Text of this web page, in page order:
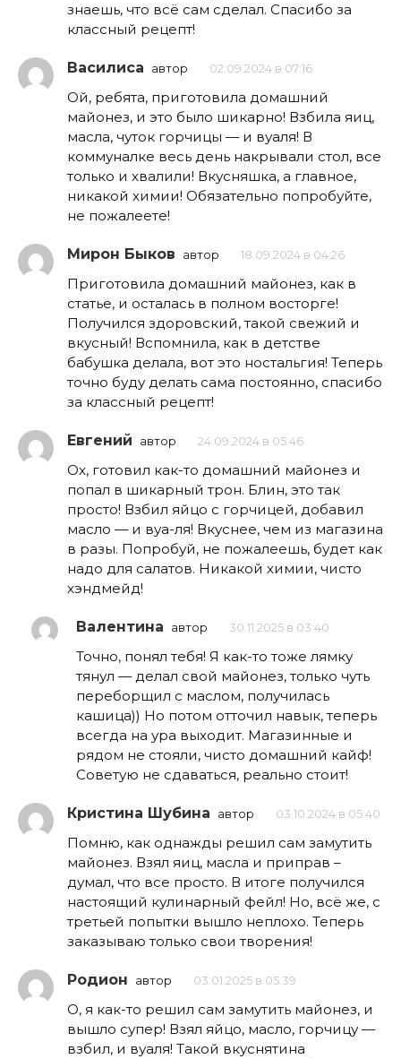
знаешь, что всё сам сделал. Спасибо за
классный рецепт!
Василиса автор 02.09.2024 в 07:16
Ой, ребята, приготовила домашний
майонез, и это было шикарно! Взбила яиц,
масла, чуток горчицы — и вуаля! В
коммуналке весь день накрывали стол, все
только и хвалили! Вкусняшка, а главное,
никакой химии! Обязательно попробуйте,
не пожалеете!
Мирон Быков автор 18.09.2024 в 04:26
Приготовила домашний майонез, как в
статье, и осталась в полном восторге!
Получился здоровский, такой свежий и
вкусный! Вспомнила, как в детстве
бабушка делала, вот это ностальгия! Теперь
точно буду делать сама постоянно, спасибо
за классный рецепт!
Евгений автор 24.09.2024 в 05:46
Ох, готовил как-то домашний майонез и
попал в шикарный трон. Блин, это так
просто! Взбил яйцо с горчицей, добавил
масло — и вуа-ля! Вкуснее, чем из магазина
в разы. Попробуй, не пожалеешь, будет как
надо для салатов. Никакой химии, чисто
хэндмейд!
Валентина автор 30.11.2025 в 03:40
Точно, понял тебя! Я как-то тоже лямку
тянул — делал свой майонез, только чуть
переборщил с маслом, получилась
кашица)) Но потом отточил навык, теперь
всегда на ура выходит. Магазинные и
рядом не стояли, чисто домашний кайф!
Советую не сдаваться, реально стоит!
Кристина Шубина автор 03.10.2024 в 05:40
Помню, как однажды решил сам замутить
майонез. Взял яиц, масла и приправ –
думал, что все просто. В итоге получился
настоящий кулинарный фейл! Но, всё же, с
третьей попытки вышло неплохо. Теперь
заказываю только свои творения!
Родион автор 03.01.2025 в 05:39
О, я как-то решил сам замутить майонез, и
вышло супер! Взял яйцо, масло, горчицу —
взбил, и вуаля! Такой вкуснятина